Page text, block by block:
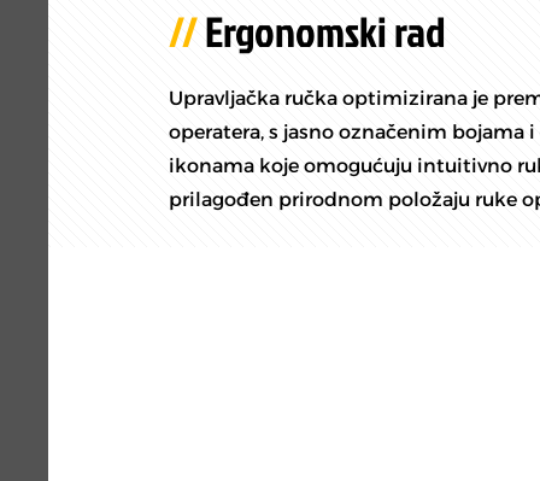
Ergonomski rad
Upravljačka ručka optimizirana je
operatera, s jasno označenim
ikonama koje omogućuju intuitivno
prilagođen prirodnom položaju ruke